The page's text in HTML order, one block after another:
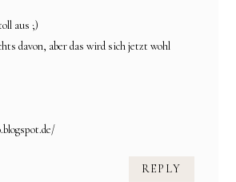
aus ;)
davon, aber das wird sich jetzt wohl
REPLY